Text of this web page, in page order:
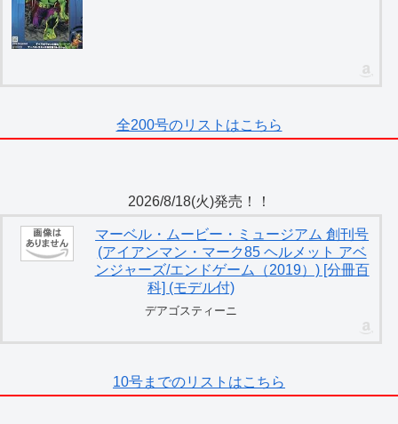
全200号のリストはこちら
2026/8/18(火)発売！！
マーベル・ムービー・ミュージアム 創刊号
(アイアンマン・マーク85 ヘルメット アベ
ンジャーズ/エンドゲーム（2019）) [分冊百
科] (モデル付)
デアゴスティーニ
10号までのリストはこちら